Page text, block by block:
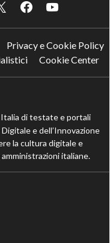
Privacy e Cookie Policy
Cookie Center
di testate e portali
e dell’Innovazione
la cultura digitale e
italiane.